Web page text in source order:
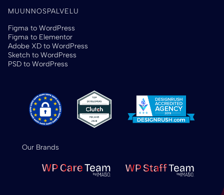
MUUNNOSPALVELU
Figma to WordPress
Figma to Elementor
Adobe XD to WordPress
Sketch to WordPress
PSD to WordPress
Our Brands